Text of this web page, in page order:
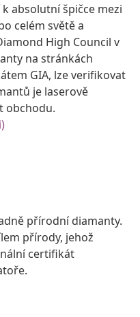
absolutní špičce mezi
celém světě a
High Council v
na stránkách
GIA, lze verifikovat
je laserově
obchodu.
přírodní diamanty.
přírody, jehož
certifikát